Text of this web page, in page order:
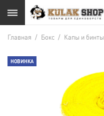
Главная / Бокс / Капы и бинты
НОВИНКА